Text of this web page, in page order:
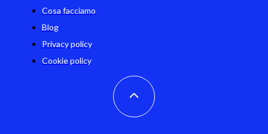
Cosa facciamo
Blog
Privacy policy
Cookie policy